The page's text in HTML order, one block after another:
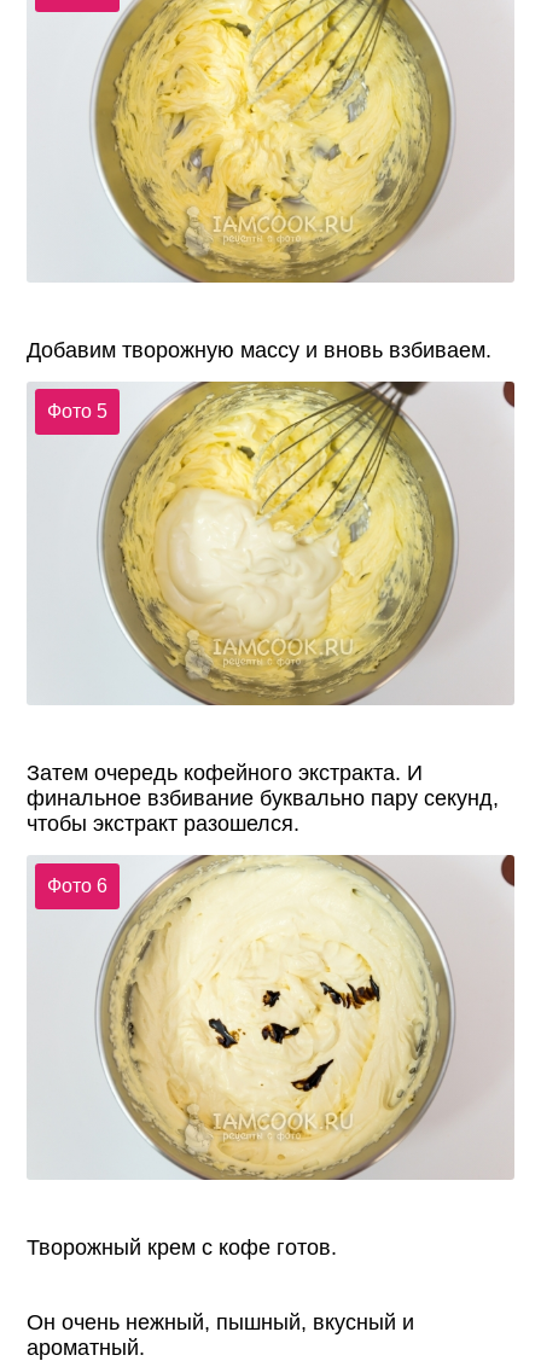
Добавим творожную массу и вновь взбиваем.
Фото 5
Затем очередь кофейного экстракта. И
финальное взбивание буквально пару секунд,
чтобы экстракт разошелся.
Фото 6
Творожный крем с кофе готов.
Он очень нежный, пышный, вкусный и
ароматный.